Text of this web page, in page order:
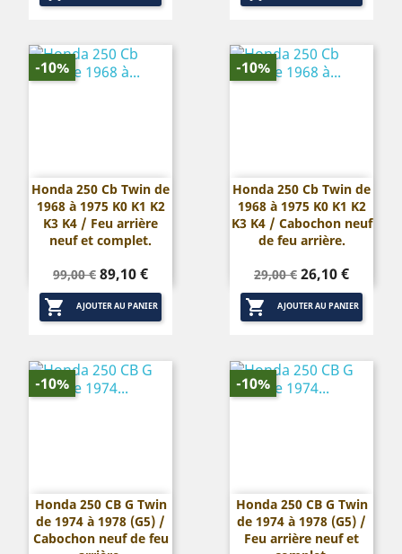
Honda 250 Cb Twin de
1968 à 1975 K0 K1 K2
K3 K4 / Feu arrière
neuf et complet.
Prix
de
base
99,00 € Prix
89,10 €
 AJOUTER AU PANIER
-10%
Honda 250 Cb Twin de
1968 à 1975 K0 K1 K2
K3 K4 / Cabochon neuf
de feu arrière.
Prix
de
base
29,00 € Prix
26,10 €
 AJOUTER AU PANIER
-10%
Honda 250 CB G Twin
de 1974 à 1978 (G5) /
Cabochon neuf de feu
-10%
Honda 250 CB G Twin
de 1974 à 1978 (G5) /
Feu arrière neuf et
-10%